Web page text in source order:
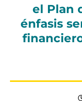
el Plan
énfasis